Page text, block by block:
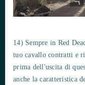
14) Sempre in Red
tuo cavallo contratti e
prima dell'uscita di
anche la caratteristica